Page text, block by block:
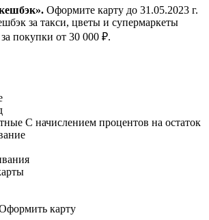
Оформите карту до 31.05.2023 г.
за такси, цветы и супермаркеты
покупки от 30 000 ₽.
С начислением процентов на остаток
карту